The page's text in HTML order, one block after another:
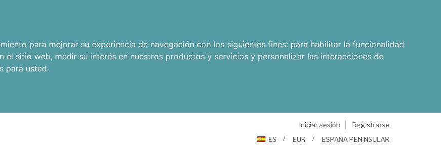
para mejorar su experiencia de navegación con los siguientes fines: para habilitar la funcionalidad
el sitio web, medir su interés en nuestros productos y servicios y personalizar las interacciones de
para usted.
Iniciar sesión
Registrarse
ES
EUR ESPAÑA PENINSULAR